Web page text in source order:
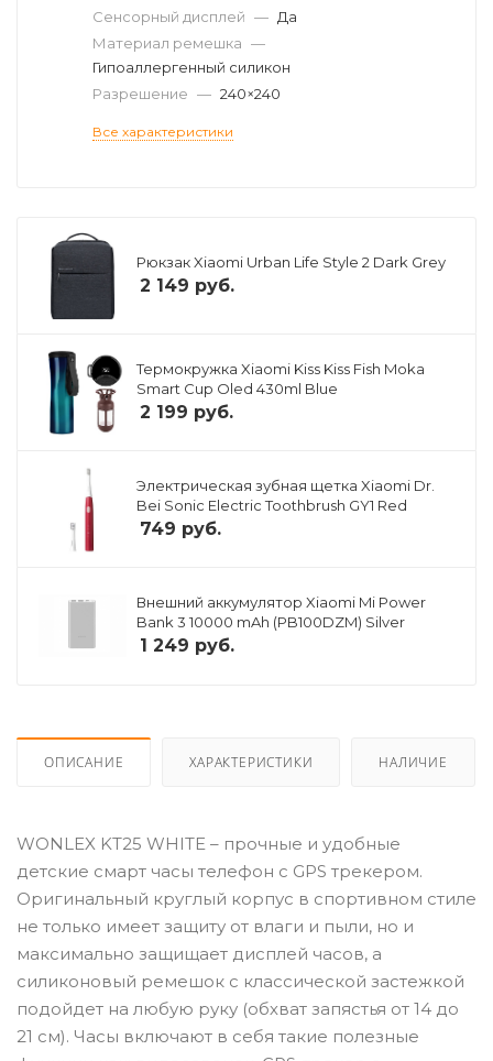
Сенсорный дисплей — Да
Материал ремешка —
Гипоаллергенный силикон
Разрешение — 240×240
Все характеристики
Рюкзак Xiaomi Urban Life Style 2 Dark Grey
2 149 руб.
Термокружка Xiaomi Kiss Kiss Fish Moka
Smart Cup Oled 430ml Blue
2 199 руб.
Электрическая зубная щетка Xiaomi Dr.
Bei Sonic Electric Toothbrush GY1 Red
749 руб.
Внешний аккумулятор Xiaomi Mi Power
Bank 3 10000 mAh (PB100DZM) Silver
1 249 руб.
ОПИСАНИЕ ХАРАКТЕРИСТИКИ НАЛИЧИЕ
WONLEX KT25 WHITE – прочные и удобные
детские смарт часы телефон с GPS трекером.
Оригинальный круглый корпус в спортивном стиле
не только имеет защиту от влаги и пыли, но и
максимально защищает дисплей часов, а
силиконовый ремешок с классической застежкой
подойдет на любую руку (обхват запястья от 14 до
21 см). Часы включают в себя такие полезные